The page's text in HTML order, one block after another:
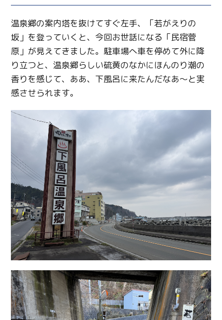
温泉郷の案内塔を抜けてすぐ左手、「若がえりの
坂」を登っていくと、今回お世話になる「民宿菅
原」が見えてきました。駐車場へ車を停めて外に降
り立つと、温泉郷らしい硫黄のなかにほんのり潮の
香りを感じて、ああ、下風呂に来たんだなあ～と実
感させられます。